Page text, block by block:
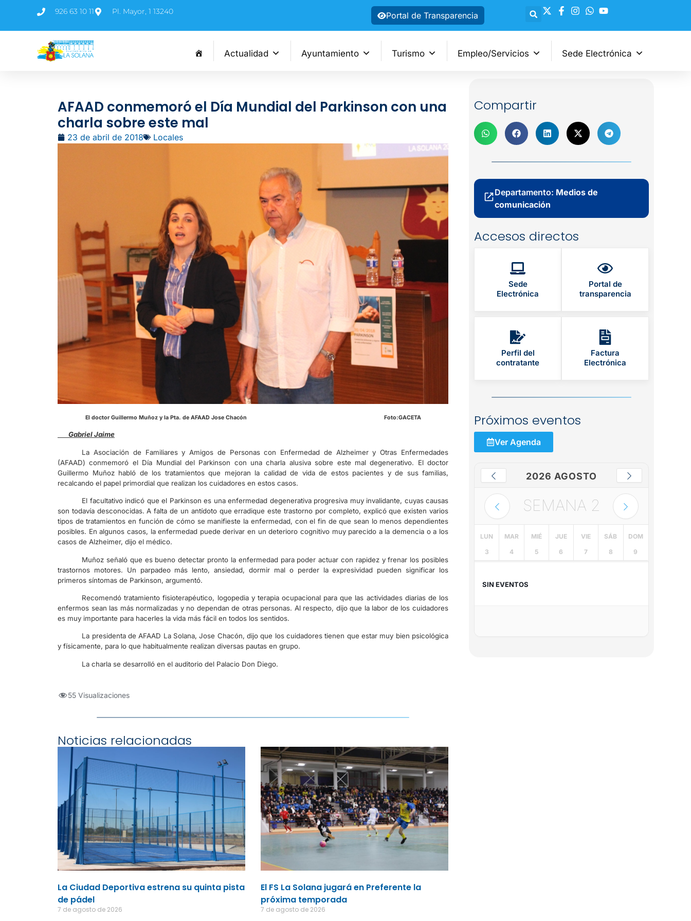
926 63 10 11 Pl. Mayor, 1 13240 Portal de Transparencia
Actualidad Ayuntamiento Turismo Empleo/Servicios Sede Electrónica
AFAAD conmemoró el Día Mundial del Parkinson con una
charla sobre este mal
23 de abril de 2018 Locales
El doctor Guillermo Muñoz y la Pta. de AFAAD Jose Chacón Foto:GACETA
Gabriel Jaime
La Asociación de Familiares y Amigos de Personas con Enfermedad de Alzheimer y Otras Enfermedades
(AFAAD) conmemoró el Día Mundial del Parkinson con una charla alusiva sobre este mal degenerativo. El doctor
Guillermo Muñoz habló de los tratamientos que mejoran la calidad de vida de estos pacientes y de sus familias,
recalcando el papel primordial que realizan los cuidadores en estos casos.
El facultativo indicó que el Parkinson es una enfermedad degenerativa progresiva muy invalidante, cuyas causas
son todavía desconocidas. A falta de un antídoto que erradique este trastorno por completo, explicó que existen varios
tipos de tratamientos en función de cómo se manifieste la enfermedad, con el fin de que sean lo menos dependientes
posibles. En algunos casos, la enfermedad puede derivar en un deterioro cognitivo muy parecido a la demencia o a los
casos de Alzheimer, dijo el médico.
Muñoz señaló que es bueno detectar pronto la enfermedad para poder actuar con rapidez y frenar los posibles
trastornos motores. Un parpadeo más lento, ansiedad, dormir mal o perder la expresividad pueden significar los
primeros síntomas de Parkinson, argumentó.
Recomendó tratamiento fisioterapéutico, logopedia y terapia ocupacional para que las actividades diarias de los
enfermos sean las más normalizadas y no dependan de otras personas. Al respecto, dijo que la labor de los cuidadores
es muy importante para hacerles la vida más fácil en todos los sentidos.
La presidenta de AFAAD La Solana, Jose Chacón, dijo que los cuidadores tienen que estar muy bien psicológica
y físicamente, para lo que habitualmente realizan diversas pautas en grupo.
La charla se desarrolló en el auditorio del Palacio Don Diego.
55 Visualizaciones
Noticias relacionadas
La Ciudad Deportiva estrena su quinta pista
de pádel
7 de agosto de 2026
El FS La Solana jugará en Preferente la
próxima temporada
7 de agosto de 2026
Compartir
Departamento: Medios de
comunicación
Accesos directos
Sede
Electrónica
Portal de
transparencia
Perfil del
contratante
Factura
Electrónica
Próximos eventos
Ver Agenda
2026 AGOSTO
SEMANA 2
LUN
3
MAR
4
MIÉ
5
JUE
6
VIE
7
SÁB
8
DOM
9
SIN EVENTOS